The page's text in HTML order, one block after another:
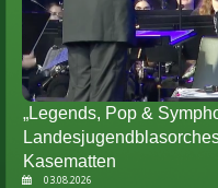
„Legends, Pop &
Kasematten
03.08.2026